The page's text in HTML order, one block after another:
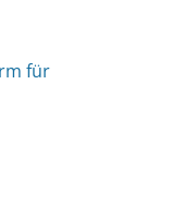
für